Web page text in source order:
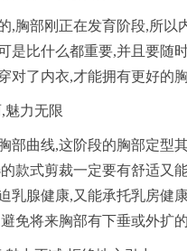
,胸部刚正在发育阶段,所以
是比什么都重要,并且要随
对了内衣,才能拥有更好的胸
魅力无限
部曲线,这阶段的胸部定型
款式剪裁一定要有舒适又
乳腺健康,又能承托乳房健
免将来胸部有下垂或外扩